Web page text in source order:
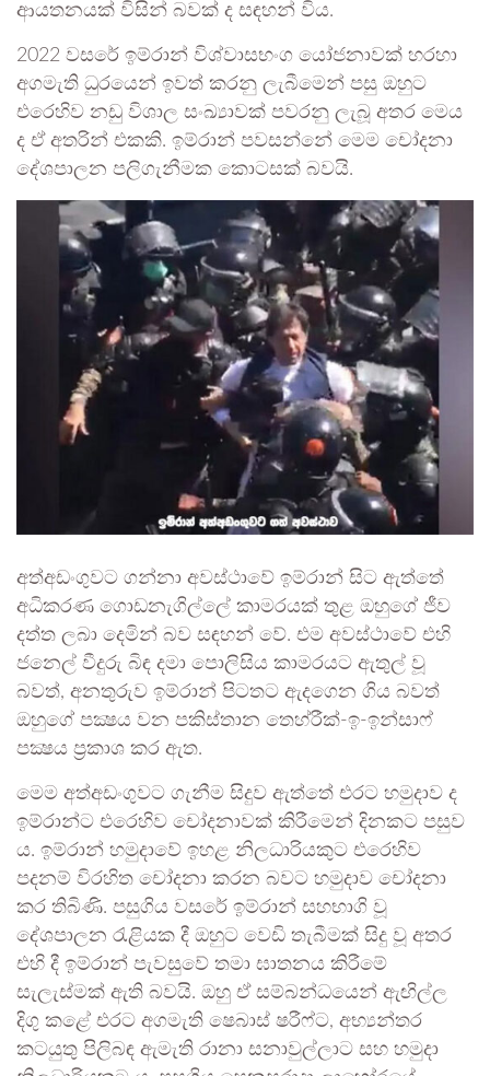
ආයතනයක් විසින් බවක් ද සඳහන් විය.
2022 වසරේ ඉම්රාන් විශ්වාසභංග යෝජනාවක් හරහා
අගමැති ධුරයෙන් ඉවත් කරනු ලැබීමෙන් පසු ඔහුට
එරෙහිව නඩු විශාල සංඛ්‍යාවක් පවරනු ලැබූ අතර මෙය
ද ඒ අතරින් එකකි. ඉම්රාන් පවසන්නේ මෙම චෝදනා
දේශපාලන පලිගැනීමක කොටසක් බවයි.
අත්අඩංගුවට ගන්නා අවස්ථාවේ ඉම්රාන් සිට ඇත්තේ
අධිකරණ ගොඩනැගිල්ලේ කාමරයක් තුළ ඔහුගේ ජීව
දත්ත ලබා දෙමින් බව සඳහන් වේ. එම අවස්ථාවේ එහි
ජනෙල් වීදුරු බිඳ දමා පොලිසිය කාමරයට ඇතුල් වූ
බවත්, අනතුරුව ඉම්රාන් පිටතට ඇදගෙන ගිය බවත්
ඔහුගේ පක්‍ෂය වන පකිස්තාන තෙහ්රීක්-ඉ-ඉන්සාෆ්
පක්‍ෂය ප්‍රකාශ කර ඇත.
මෙම අත්අඩංගුවට ගැනීම සිදුව ඇත්තේ එරට හමුදාව ද
ඉම්රාන්ට එරෙහිව චෝදනාවක් කිරීමෙන් දිනකට පසුව
ය. ඉම්රාන් හමුදාවේ ඉහළ නිලධාරියකුට එරෙහිව
පදනම් විරහිත චෝදනා කරන බවට හමුදාව චෝදනා
කර තිබිණි. පසුගිය වසරේ ඉම්රාන් සහභාගි වූ
දේශපාලන රැළියක දී ඔහුට වෙඩි තැබීමක් සිදු වූ අතර
එහි දී ඉම්රාන් පැවසුවේ තමා ඝාතනය කිරීමේ
සැලැස්මක් ඇති බවයි. ඔහු ඒ සම්බන්ධයෙන් ඇඟිල්ල
දිගු කළේ එරට අගමැති ෂෙබාස් ෂරීෆ්ට, අභ්‍යන්තර
කටයුතු පිලිබඳ ඇමැති රානා සනාවුල්ලාට සහ හමුදා